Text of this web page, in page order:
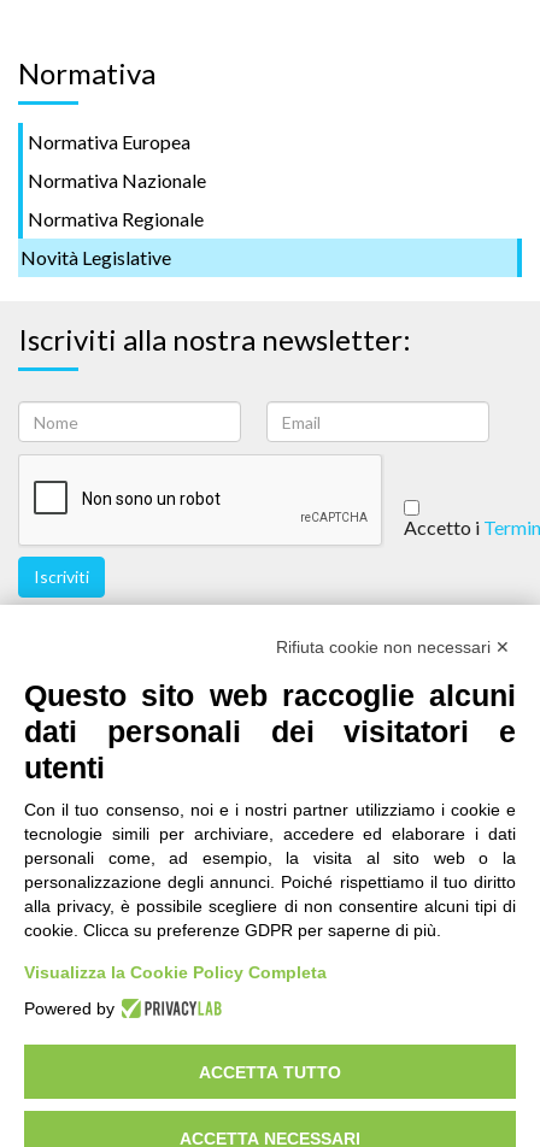
Normativa
Normativa Europea
Normativa Nazionale
Normativa Regionale
Novità Legislative
Iscriviti alla nostra newsletter:
Accetto i
Iscriviti
contatti| qualità accessibilità |privacy|
note legali
IRES Piemonte - Istituto di Ricerche Economico
Sociali del Piemonte
Via Nizza 18, 10125 Torino - C.F.80084650011
P.Iva 04328830015
© 2018 All Rights Reserved
Rifiuta cookie non necessari ✕
Questo sito web raccoglie alcuni
dati personali dei visitatori e
utenti
Con il tuo consenso, noi e i nostri partner utilizziamo i cookie e
tecnologie simili per archiviare, accedere ed elaborare i dati
personali come, ad esempio, la visita al sito web o la
personalizzazione degli annunci. Poiché rispettiamo il tuo diritto
alla privacy, è possibile scegliere di non consentire alcuni tipi di
cookie. Clicca su preferenze GDPR per saperne di più.
Visualizza la Cookie Policy Completa
Powered by
ACCETTA TUTTO
ACCETTA NECESSARI